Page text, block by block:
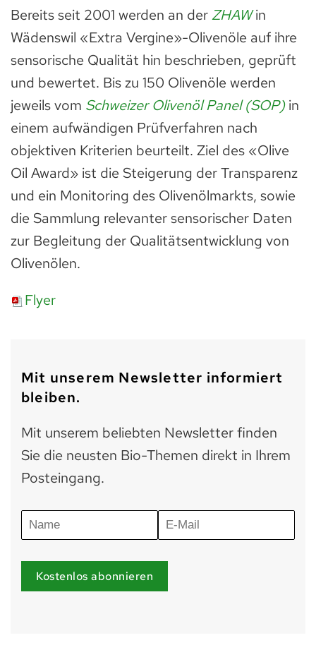
Bereits seit 2001 werden an derZHAWin
Wädenswil «Extra Vergine»-Olivenöle auf ihre
sensorische Qualität hin beschrieben, geprüft
und bewertet. Bis zu 150 Olivenöle werden
jeweils vom Schweizer Olivenöl Panel (SOP)in
einem aufwändigen Prüfverfahren nach
objektiven Kriterien beurteilt. Ziel des «Olive
Oil Award» ist die Steigerung der Transparenz
und ein Monitoring des Olivenölmarkts, sowie
die Sammlung relevanter sensorischer Daten
zur Begleitung der Qualitätsentwicklung von
Olivenölen.
Flyer
Mit unserem Newsletter informiert
bleiben.
Mit unserem beliebten Newsletter finden
Sie die neusten Bio-Themen direkt in Ihrem
Posteingang.
Kostenlos abonnieren